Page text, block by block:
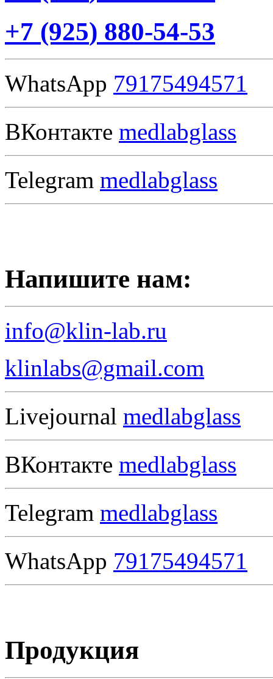
+7 (925) 880-54-53
WhatsApp 79175494571
ВКонтакте medlabglass
Telegram medlabglass
Напишите нам:
info@klin-lab.ru
klinlabs@gmail.com
Livejournal medlabglass
ВКонтакте medlabglass
Telegram medlabglass
WhatsApp 79175494571
Продукция